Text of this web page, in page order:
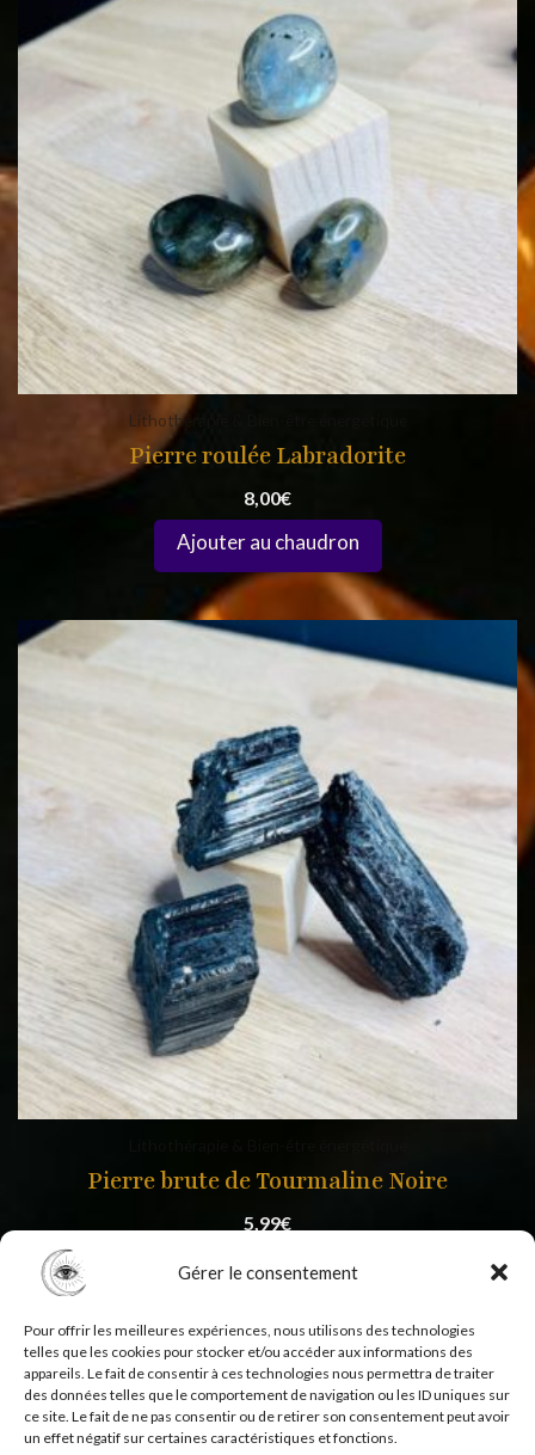
Gérer le consentement
Pour offrir les meilleures expériences, nous utilisons des technologies
telles que les cookies pour stocker et/ou accéder aux informations des
appareils. Le fait de consentir à ces technologies nous permettra de traiter
des données telles que le comportement de navigation ou les ID uniques sur
ce site. Le fait de ne pas consentir ou de retirer son consentement peut avoir
un effet négatif sur certaines caractéristiques et fonctions.
Lithothérapie & Bien-être énergétique
Pierre roulée Labradorite
8,00€
Pierre brute de Tourmaline Noire
5,99€